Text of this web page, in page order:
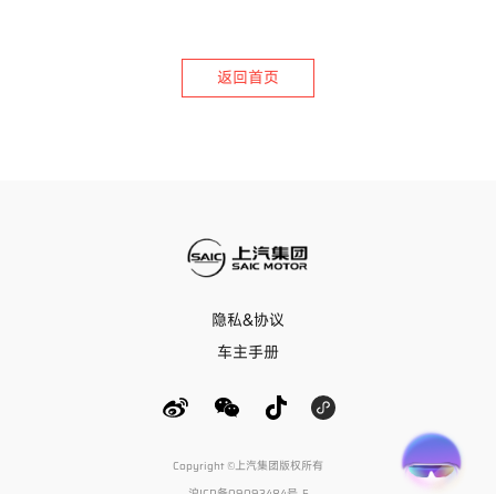
返回首页
隐私&协议
车主手册
Copyright ©上汽集团版权所有